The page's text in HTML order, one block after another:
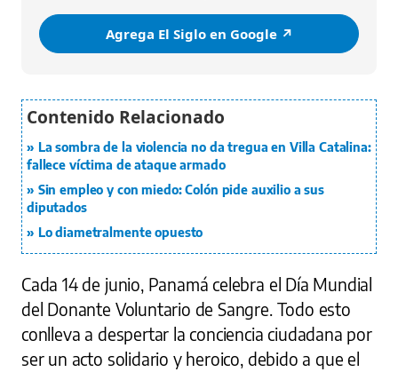
Agrega El Siglo en Google ↗️
La sombra de la violencia no da tregua en Villa Catalina:
fallece víctima de ataque armado
Sin empleo y con miedo: Colón pide auxilio a sus
diputados
Lo diametralmente opuesto
Cada 14 de junio, Panamá celebra el Día Mundial
del Donante Voluntario de Sangre. Todo esto
conlleva a despertar la conciencia ciudadana por
ser un acto solidario y heroico, debido a que el